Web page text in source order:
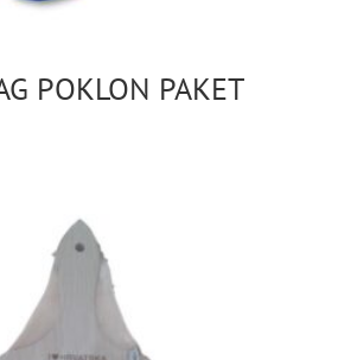
POKLON PAKET